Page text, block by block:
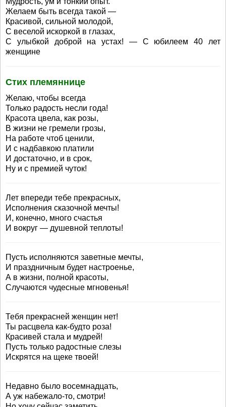
Желаем быть всегда такой —
Красивой, сильной молодой,
С веселой искоркой в глазах,
С улыбкой доброй на устах! — С юбилеем 40 лет
женщине
Стих племяннице
Желаю, чтобы всегда
Только радость несли года!
Красота цвела, как розы,
В жизни не гремели грозы,
На работе чтоб ценили,
И с надбавкою платили
И достаточно, и в срок,
Ну и с премией чуток!
Лет впереди тебе прекрасных,
Исполнения сказочной мечты!
И, конечно, много счастья
И вокруг — душевной теплоты!
Пусть исполняются заветные мечты,
И праздничным будет настроенье,
А в жизни, полной красоты,
Случаются чудесные мгновенья!
Тебя прекрасней женщин нет!
Ты расцвела как-будто роза!
Красивей стала и мудрей!
Пусть только радостные слезы
Искрятся на щеке твоей!
Недавно было восемнадцать,
А уж набежало-то, смотри!